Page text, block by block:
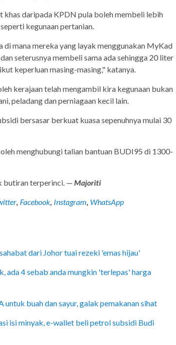
khas daripada KPDN pula boleh membeli lebih
kegunaan pertanian.
di mana mereka yang layak menggunakan MyKad
seterusnya membeli sama ada sehingga 20 liter
keperluan masing-masing," katanya.
kerajaan telah mengambil kira kegunaan bukan
peladang dan perniagaan kecil lain.
bersasar berkuat kuasa sepenuhnya mulai 30
menghubungi talian bantuan BUDI95 di 1300-
butiran terperinci. — Majoriti
Facebook Instagram WhatsApp
dari Johor tuai rezeki 'emas hijau'
ada 4 sebab anda mungkin 'terlepas' harga
untuk buah dan sayur, galak pemakanan sihat
isi minyak, e-wallet beli petrol subsidi Budi